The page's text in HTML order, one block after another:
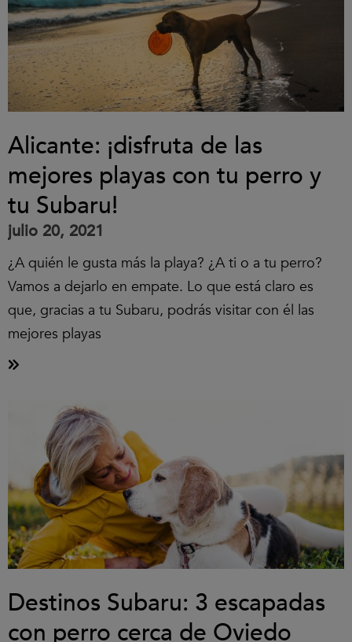
Alicante: ¡disfruta de las
mejores playas con tu perro y
tu Subaru!
julio 20, 2021
¿A quién le gusta más la playa? ¿A ti o a tu perro?
Vamos a dejarlo en empate. Lo que está claro es
que, gracias a tu Subaru, podrás visitar con él las
mejores playas
Destinos Subaru: 3 escapadas
con perro cerca de Oviedo